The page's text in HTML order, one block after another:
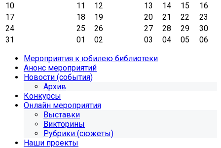
10 11 12 13 14 15
16
17
18 19 20 21 22
23
24
25 26 27 28 29
30
31
01 02 03 04 05
06
Мероприятия к юбилею библиотеки
Анонс мероприятий
Новости (события)
Архив
Конкурсы
Онлайн мероприятия
Выставки
Викторины
Рубрики (сюжеты)
Наши проекты